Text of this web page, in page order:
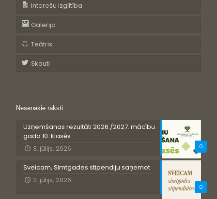
Interešu izglītība
Galerija
Teātris
Skauti
Nesenākie raksti
0
Uzņemšanas rezultāti 2026./2027. mācību
gada 10. klasēs
3. jūlijs, 2026
0
Sveicam, Simtgades stipendiju saņemot
2. jūlijs, 2026